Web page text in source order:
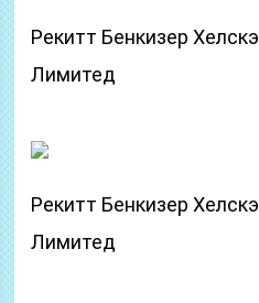
Рекитт Бенкизер
Лимитед
Рекитт Бенкизер
Лимитед